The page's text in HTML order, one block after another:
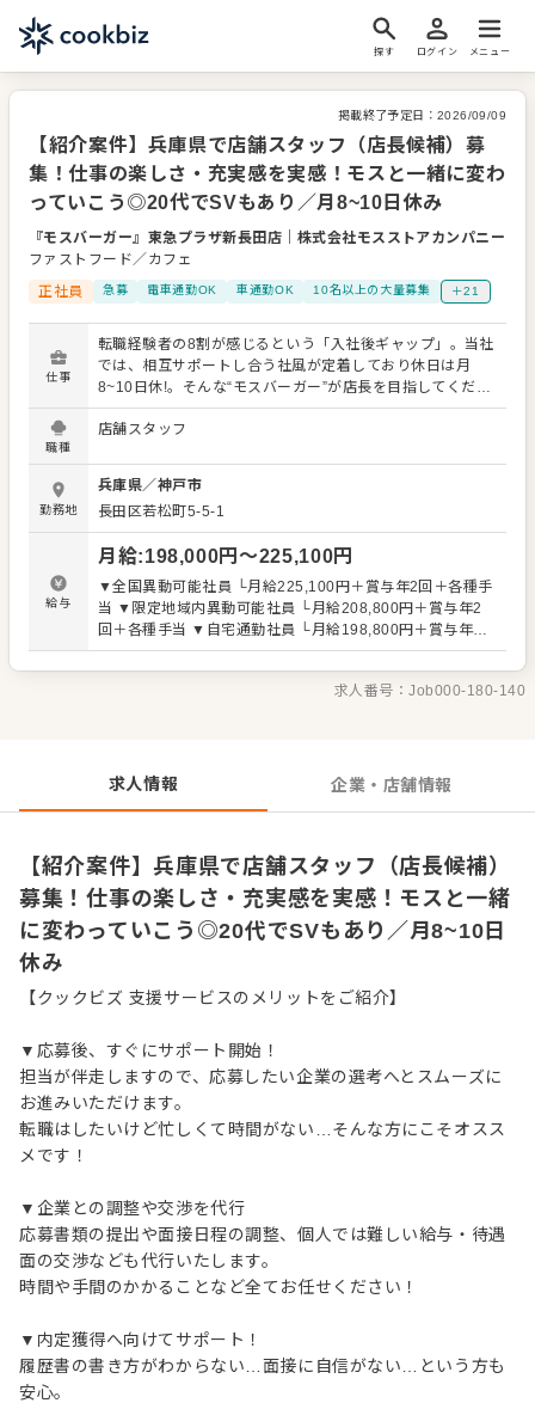
探す ログイン メニュー
掲載終了予定日： 2026/09/09
【紹介案件】兵庫県で店舗スタッフ（店長候補）募
集！仕事の楽しさ・充実感を実感！モスと一緒に変わ
っていこう◎20代でSVもあり／月8~10日休み
『モスバーガー』東急プラザ新長田店
株式会社モスストアカンパニー
ファストフード／カフェ
正社員
急募 電車通勤OK 車通勤OK 10名以上の大量募集 ＋21
仕事
転職経験者の8割が感じるという「入社後ギャップ」。当社
では、相互サポートし合う社風が定着しており休日は月
8~10日休!。そんな“モスバーガー”が店長を目指してくださ
る店舗スタッフを募ります。従業員満足度の高い、充実し
たサポート体制を持つ企業で活躍しませんか。 【主な業
的には ◇接客・調理 ◇アルバイトの指導・シフト管理 ◇
在庫・売上管理 ◇店舗イベント企画 など ＊副店長・店長
に昇格していくと、店舗運営業務がメインになります！ ＊
店長になったら、店舗の数値管理や同地域の店舗と連携し
た共同イベントなども企画・開催します。 全体のオペレー
ション改善などもお任せしますので、あなたならではのア
イデアを積極的に発信してください。 入社後はスキルに合
わせた業務からお任せしますので、徐々に仕事の幅を広げ
験に関わらず安心してスタートできる環境です。 ゆくゆく
はさらにステップアップなどめざせます。
職種
店舗スタッフ
勤務地
兵庫県／神戸市
長田区若松町5-5-1
給与
月給:198,000円〜225,100円
▼全国異動可能社員 └月給225,100円＋賞与年2回＋各種手
当 ▼限定地域内異動可能社員 └月給208,800円＋賞与年2
回＋各種手当 ▼自宅通勤社員 └月給198,800円＋賞与年2
回＋各種手当 【試用期間】3カ月（条件変わらず） 残業代
全額支給
求人番号：Job000-180-140
求人情報 企業・店舗情報
【紹介案件】兵庫県で店舗スタッフ（店長候補）
募集！仕事の楽しさ・充実感を実感！モスと一緒
に変わっていこう◎20代でSVもあり／月8~10日
休み
【クックビズ 支援サービスのメリットをご紹介】
▼応募後、すぐにサポート開始！
担当が伴走しますので、応募したい企業の選考へとスムーズに
お進みいただけます。
転職はしたいけど忙しくて時間がない…そんな方にこそオスス
メです！
▼企業との調整や交渉を代行
応募書類の提出や面接日程の調整、個人では難しい給与・待遇
面の交渉なども代行いたします。
時間や手間のかかることなど全てお任せください！
▼内定獲得へ向けてサポート！
履歴書の書き方がわからない…面接に自信がない…という方も
安心。